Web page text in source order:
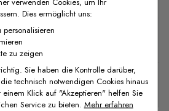
Dies ermöglicht uns:
personalisieren
zu zeigen
Sie haben die Kontrolle darüber,
technisch notwendigen Cookies hinaus
Klick auf "Akzeptieren" helfen Sie
Service zu bieten. Mehr erfahren